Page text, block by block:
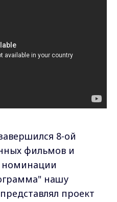
8-ой
фильмов и
номинации
нашу
проект